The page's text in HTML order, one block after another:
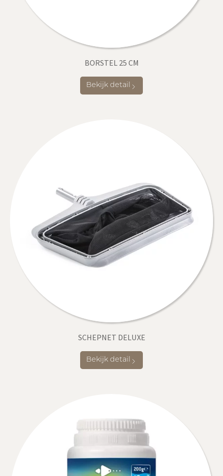
BORSTEL 25 CM
Bekijk detail
SCHEPNET DELUXE
Bekijk detail